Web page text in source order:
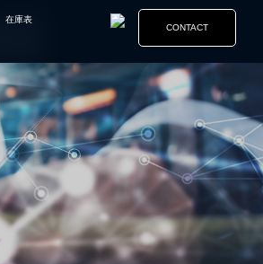
在庫表
CONTACT